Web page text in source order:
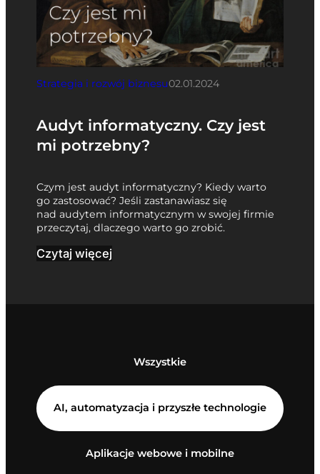
Strategia i rozwój biznesu02.01.2024
Audyt informatyczny. Czy jest
mi potrzebny?
Czym jest audyt informatyczny? Kiedy warto
go zastosować? Jeśli zastanawiasz się
nad audytem informatycznym w swojej firmie
przeczytaj, dlaczego warto go zrobić.
Czytaj więcej
Wszystkie
AI, automatyzacja i przyszłe technologie
Aplikacje webowe i mobilne